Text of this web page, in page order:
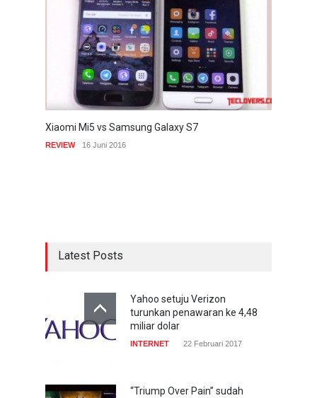
Xiaomi Mi5 vs Samsung Galaxy S7
REVIEW 16 Juni 2016
Latest Posts
Yahoo setuju Verizon
turunkan penawaran ke 4,48
miliar dolar
INTERNET 22 Februari 2017
“Triump Over Pain” sudah